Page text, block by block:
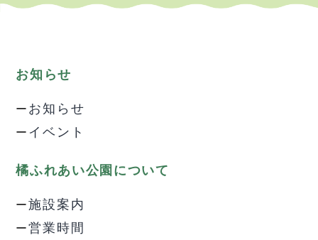
お知らせ
お知らせ
イベント
橘ふれあい公園について
施設案内
営業時間